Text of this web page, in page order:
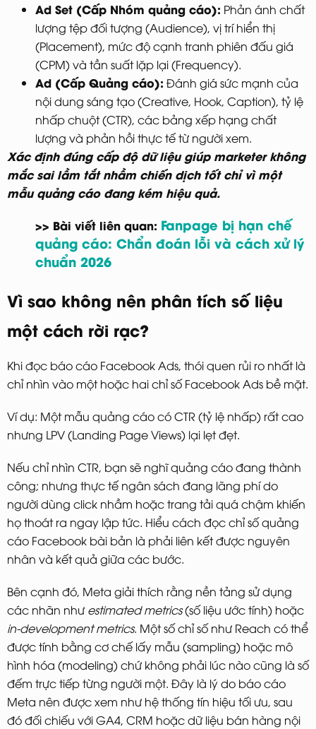
Ad Set (Cấp Nhóm quảng cáo): Phản ánh chất
lượng tệp đối tượng (Audience), vị trí hiển thị
(Placement), mức độ cạnh tranh phiên đấu giá
(CPM) và tần suất lặp lại (Frequency).
Ad (Cấp Quảng cáo): Đánh giá sức mạnh của
nội dung sáng tạo (Creative, Hook, Caption), tỷ lệ
nhấp chuột (CTR), các bảng xếp hạng chất
lượng và phản hồi thực tế từ người xem.
Xác định đúng cấp độ dữ liệu giúp marketer không
mắc sai lầm tắt nhầm chiến dịch tốt chỉ vì một
mẫu quảng cáo đang kém hiệu quả.
>> Bài viết liên quan: Fanpage bị hạn chế
quảng cáo: Chẩn đoán lỗi và cách xử lý
chuẩn 2026
Vì sao không nên phân tích số liệu
một cách rời rạc?
Khiđọc báo cáo Facebook Ads, thói quen rủi ro nhất là
chỉ nhìn vào một hoặc haichỉ số Facebook Ads bề mặt.
Ví dụ: Một mẫu quảng cáo có CTR (tỷ lệ nhấp) rất cao
nhưng LPV (Landing Page Views) lại lẹt đẹt.
Nếu chỉ nhìn CTR, bạn sẽ nghĩ quảng cáo đang thành
công; nhưng thực tế ngân sách đang lãng phí do
người dùng click nhầm hoặc trang tải quá chậm khiến
họ thoát ra ngay lập tức. Hiểu cách đọc chỉ số quảng
cáo Facebook bài bản là phải liên kết được nguyên
nhân và kết quả giữa các bước.
Bên cạnh đó, Meta giải thích rằng nền tảng sử dụng
các nhãn như estimated metrics(số liệu ước tính) hoặc
in-development metrics. Một số chỉ số như Reach có thể
được tính bằng cơ chế lấy mẫu (sampling) hoặc mô
hình hóa (modeling) chứ không phải lúc nào cũng là số
đếm trực tiếp từng người một. Đây là lý do báo cáo
Meta nên được xem như hệ thống tín hiệu tối ưu, sau
đó đối chiếu với GA4, CRM hoặc dữ liệu bán hàng nội